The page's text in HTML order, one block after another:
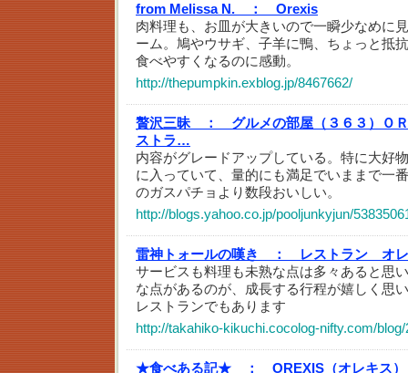
from Melissa N. ：
Orexis
肉料理も、お皿が大きいので一瞬少なめに
ーム。鳩やウサギ、子羊に鴨、ちょっと抵
食べやすくなるのに感動。
http://thepumpkin.exblog.jp/8467662/
贅沢三昧 ：
グルメの部屋（３６３）Ｏ
ストラ…
内容がグレードアップしている。特に大好
に入っていて、量的にも満足でいままで一
のガスパチョより数段おいしい。
http://blogs.yahoo.co.jp/pooljunkyjun/
雷神トォールの嘆き ：
レストラン オ
サービスも料理も未熟な点は多々あると思
な点があるのが、成長する行程が嬉しく思
レストランでもあります
http://takahiko-kikuchi.cocolog-nifty.com/
★食べある記★ ：
OREXIS（オレキス